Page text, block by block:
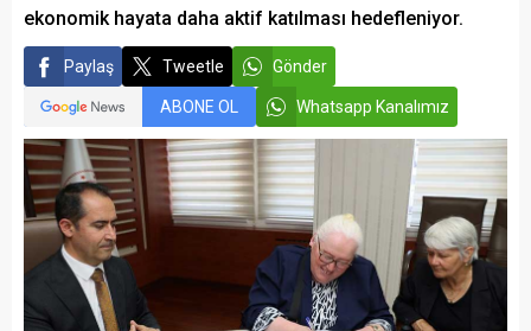
ekonomik hayata daha aktif katılması hedefleniyor.
Paylaş Tweetle Gönder
ABONE OL Whatsapp Kanalımız